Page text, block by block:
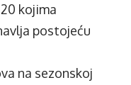
kojima
postojeću
na sezonskoj